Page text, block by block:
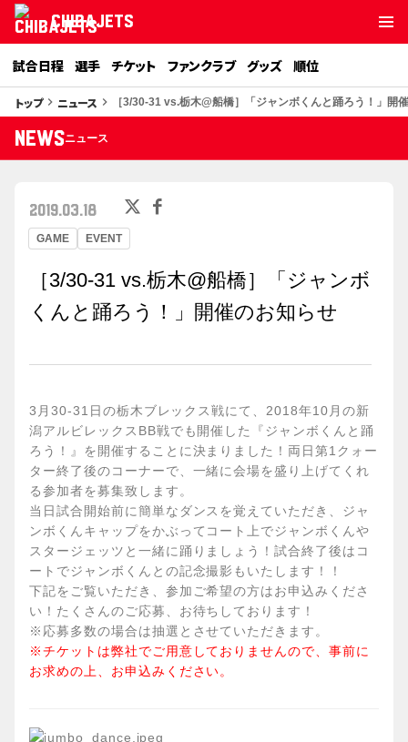
CHIBAJETS
試合日程 選手 チケット ファンクラブ グッズ 順位
トップkeyboard_arrow_right ニュース keyboard_arrow_right ［3/30-31 vs.栃木@船橋］「ジャンボくんと踊ろう！」開
NEWSニュース
GAME EVENT
2019.03.18
［3/30-31 vs.栃木@船橋］「ジャンボ
くんと踊ろう！」開催のお知らせ
3月30-31日の栃木ブレックス戦にて、2018年10月の新
潟アルビレックスBB戦でも開催した『ジャンボくんと踊
ろう！』を開催することに決まりました！両日第1クォー
ター終了後のコーナーで、一緒に会場を盛り上げてくれ
る参加者を募集致します。
当日試合開始前に簡単なダンスを覚えていただき、ジャ
ンボくんキャップをかぶってコート上でジャンボくんや
スタージェッツと一緒に踊りましょう！試合終了後はコ
ートでジャンボくんとの記念撮影もいたします！！
下記をご覧いただき、参加ご希望の方はお申込みくださ
い！たくさんのご応募、お待ちしております！
※応募多数の場合は抽選とさせていただきます。
※チケットは弊社でご用意しておりませんので、事前に
お求めの上、お申込みください。